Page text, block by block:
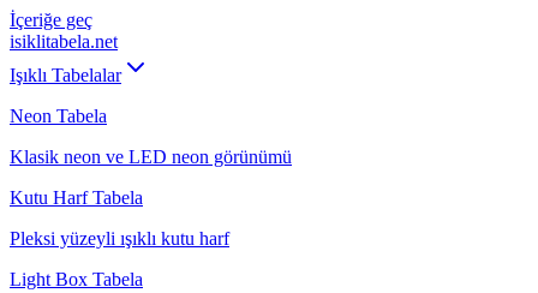
İçeriğe geç
isiklitabela.net
Işıklı Tabelalar
Neon Tabela
Klasik neon ve LED neon görünümü
Kutu Harf Tabela
Pleksi yüzeyli ışıklı kutu harf
Light Box Tabela